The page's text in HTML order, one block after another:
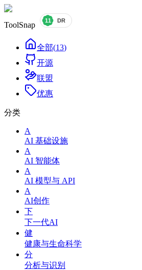
ToolSnap
全部(13)
开源
联盟
优惠
分类
A
AI 基础设施
A
AI 智能体
A
AI 模型与 API
A
AI创作
下
下一代AI
健
健康与生命科学
分
分析与识别